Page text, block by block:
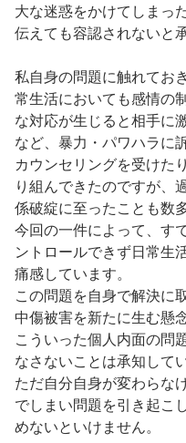
大な迷惑をかけてしまっ
伝えても容認されないと
私自身の問題に触れてお
常生活においても感情の
な対応が生じると相手に
など、暴力・パワハラに
カウンセリングを受けた
り組んできたのですが、
係破綻に至ったことも数
今回の一件によって、す
ントロールできず日常生
痛感しています。
この問題を自身で解決に
中傷被害を新たに生む懸
こういった個人内面の問
なさないことは承知して
ただ自分自身が変わらな
でしまい問題を引き起こ
めないといけません。